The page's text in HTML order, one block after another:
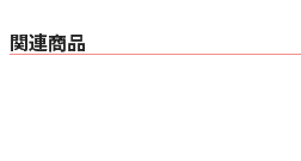
関連商品